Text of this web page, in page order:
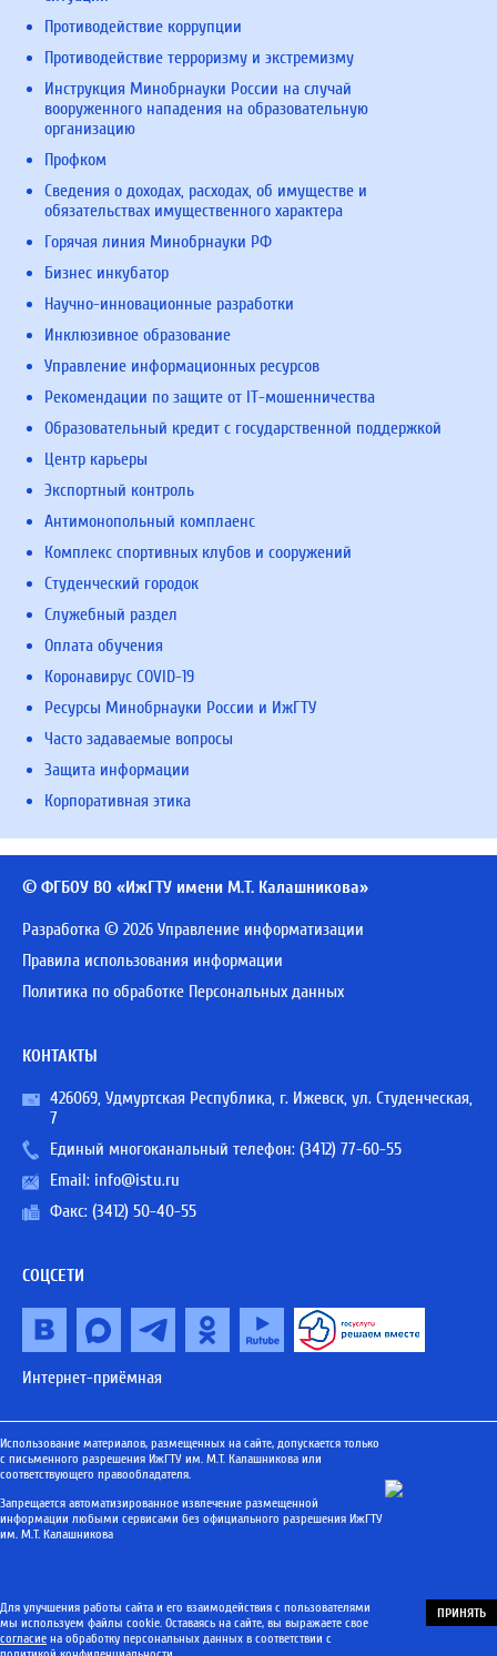
Противодействие коррупции
Противодействие терроризму и экстремизму
Инструкция Минобрнауки России на случай
вооруженного нападения на образовательную
организацию
Профком
Сведения о доходах, расходах, об имуществе и
обязательствах имущественного характера
Горячая линия Минобрнауки РФ
Бизнес инкубатор
Научно-инновационные разработки
Инклюзивное образование
Управление информационных ресурсов
Рекомендации по защите от IT-мошенничества
Образовательный кредит с государственной поддержкой
Центр карьеры
Экспортный контроль
Антимонопольный комплаенс
Комплекс спортивных клубов и сооружений
Студенческий городок
Служебный раздел
Оплата обучения
Коронавирус COVID-19
Ресурсы Минобрнауки России и ИжГТУ
Часто задаваемые вопросы
Защита информации
Корпоративная этика
© ФГБОУ ВО «ИжГТУ имени М.Т. Калашникова»
Разработка © 2026 Управление информатизации
Правила использования информации
Политика по обработке Персональных данных
КОНТАКТЫ
426069, Удмуртская Республика, г. Ижевск, ул. Студенческая,
7
Единый многоканальный телефон: (3412) 77-60-55
Email: info@istu.ru
Факс: (3412) 50-40-55
СОЦСЕТИ
Интернет-приёмная
Использование материалов, размещенных на сайте, допускается только
с письменного разрешения ИжГТУ им. М.Т. Калашникова или
соответствующего правообладателя.
Запрещается автоматизированное извлечение размещенной
информации любыми сервисами без официального разрешения ИжГТУ
им. М.Т. Калашникова
Для улучшения работы сайта и его взаимодействия с пользователями
мы используем файлы cookie. Оставаясь на сайте, вы выражаете свое
согласие на обработку персональных данных в соответствии с
ПРИНЯТЬ